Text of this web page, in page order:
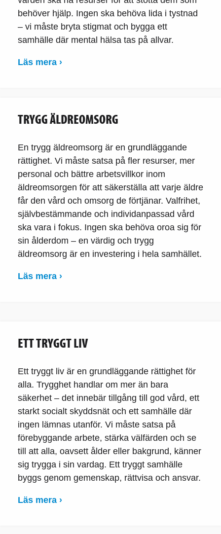
behöver hjälp. Ingen ska behöva lida i tystnad
– vi måste bryta stigmat och bygga ett
samhälle där mental hälsa tas på allvar.
Läs mera ›
TRYGG ÄLDREOMSORG
En trygg äldreomsorg är en grundläggande
rättighet. Vi måste satsa på fler resurser, mer
personal och bättre arbetsvillkor inom
äldreomsorgen för att säkerställa att varje äldre
får den vård och omsorg de förtjänar. Valfrihet,
självbestämmande och individanpassad vård
ska vara i fokus. Ingen ska behöva oroa sig för
sin ålderdom – en värdig och trygg
äldreomsorg är en investering i hela samhället.
Läs mera ›
ETT TRYGGT LIV
Ett tryggt liv är en grundläggande rättighet för
alla. Trygghet handlar om mer än bara
säkerhet – det innebär tillgång till god vård, ett
starkt socialt skyddsnät och ett samhälle där
ingen lämnas utanför. Vi måste satsa på
förebyggande arbete, stärka välfärden och se
till att alla, oavsett ålder eller bakgrund, känner
sig trygga i sin vardag. Ett tryggt samhälle
byggs genom gemenskap, rättvisa och ansvar.
Läs mera ›